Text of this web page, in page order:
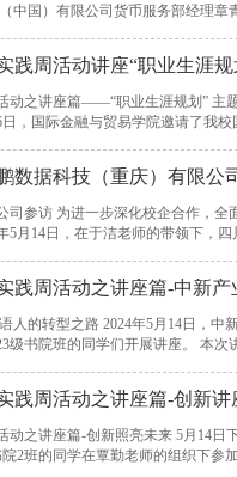
中国）有限公司货币服务部经理章
践周活动讲座“职业生涯
规划” 主题讲座 为了帮助我院学生更好地规划自己的职业生
，国际金融与贸易学院邀请了我
数据科技（重庆）有限公
用型人才的培养质量，
5月14日，在于洁老师的带领下，
践周活动之讲座篇-中新产
级国际经济与贸易专业和2023
践周活动之讲座篇-创新讲
日下午，国际金融与贸易学院2022级金融学专业4、5
2班的同学在覃勤老师的组织下参